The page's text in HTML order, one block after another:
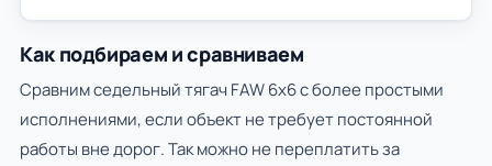
Как подбираем и сравниваем
Сравним седельный тягач FAW 6х6 с более простыми
исполнениями, если объект не требует постоянной
работы вне дорог. Так можно не переплатить за